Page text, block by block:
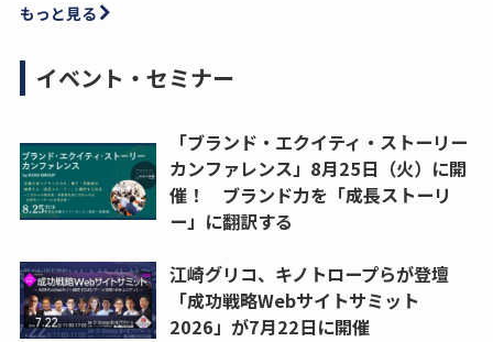
もっと見る
イベント・セミナー
「ブランド・エクイティ・ストーリー
カンファレンス」8月25日（火）に開
催！ ブランド力を「成長ストーリ
ー」に翻訳する
江崎グリコ、キノトロープらが登壇
「成功戦略Webサイトサミット
2026」が7月22日に開催